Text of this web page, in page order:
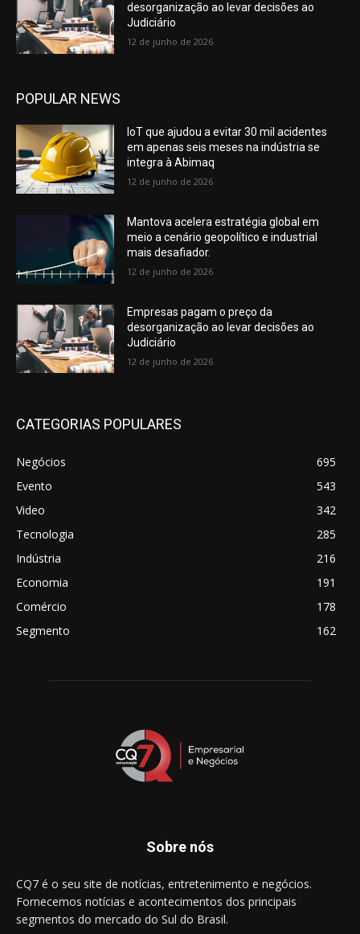
desorganização ao levar decisões ao
Judiciário
12 de junho de 2026
POPULAR NEWS
IoT que ajudou a evitar 30 mil acidentes
em apenas seis meses na indústria se
integra à Abimaq
12 de junho de 2026
Mantova acelera estratégia global em
meio a cenário geopolítico e industrial
mais desafiador.
12 de junho de 2026
Empresas pagam o preço da
desorganização ao levar decisões ao
Judiciário
12 de junho de 2026
CATEGORIAS POPULARES
Negócios
695
Evento
543
Video
342
Tecnologia
285
Indústria
216
Economia
191
Comércio
178
Segmento
162
Sobre nós
CQ7 é o seu site de notícias, entretenimento e negócios.
Fornecemos notícias e acontecimentos dos principais
segmentos do mercado do Sul do Brasil.